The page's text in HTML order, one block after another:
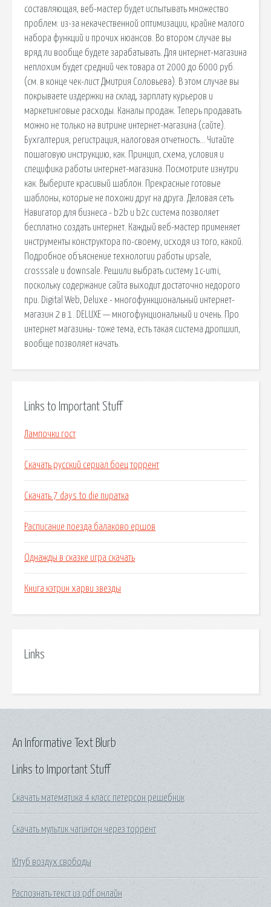
составляющая, веб-мастер будет испытывать множество
проблем: из-за некачественной оптимизации, крайне малого
набора функций и прочих нюансов. Во втором случае вы
вряд ли вообще будете зарабатывать. Для интернет-магазина
неплохим будет средний чек товара от 2000 до 6000 руб.
(см. в конце чек-лист Дмитрия Соловьева). В этом случае вы
покрываете издержки на склад, зарплату курьеров и
маркетинговые расходы. Каналы продаж. Теперь продавать
можно не только на витрине интернет-магазина (сайте).
Бухгалтерия, регистрация, налоговая отчетность… Читайте
пошаговую инструкцию, как. Принцип, схема, условия и
специфика работы интернет-магазина. Посмотрите изнутри
как. Выберите красивый шаблон. Прекрасные готовые
шаблоны, которые не похожи друг на друга. Деловая сеть
Навигатор для бизнеса - b2b и b2c система позволяет
бесплатно создать интернет. Каждый веб-мастер применяет
инструменты конструктора по-своему, исходя из того, какой.
Подробное объяснение технологии работы upsale,
crosssale и downsale. Решили выбрать систему 1c-umi,
поскольку содержание сайта выходит достаточно недорого
при. Digital Web, Deluxe - многофункциональный интернет-
магазин 2 в 1. DELUXE — многофунциональный и очень. Про
интернет магазины- тоже тема, есть такая система дропшип,
вообще позволяет начать.
Links to Important Stuff
Лампочки гост
Скачать русский сериал боец торрент
Скачать 7 days to die пиратка
Расписание поезда балаково ершов
Однажды в сказке игра скачать
Книга кэтрин харви звезды
Links
Links to Important Stuff
Скачать математика 4 класс петерсон решебник
Скачать мультик чагинтон через торрент
Ютуб воздух свободы
Распознать текст из pdf онлайн
An Informative Text Blurb